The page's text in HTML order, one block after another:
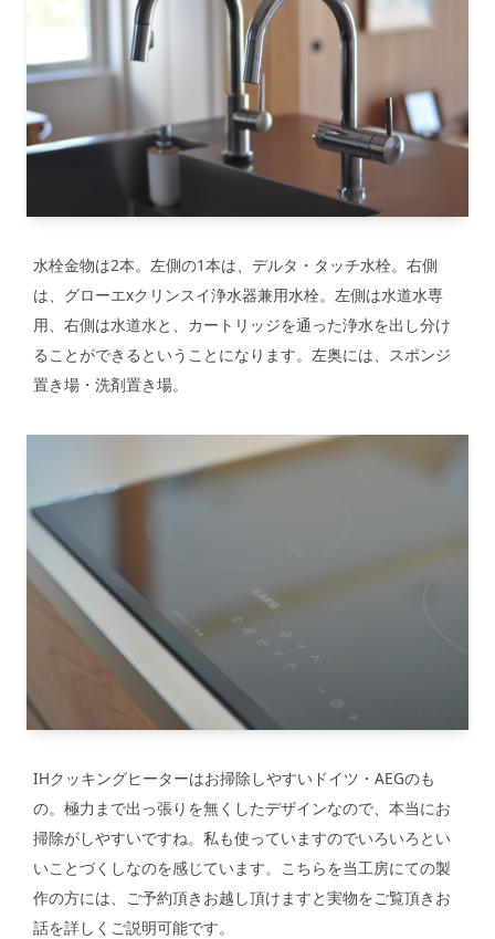
水栓金物は2本。左側の1本は、デルタ・タッチ水栓。右側
は、グローエxクリンスイ浄水器兼用水栓。左側は水道水専
用、右側は水道水と、カートリッジを通った浄水を出し分け
ることができるということになります。左奥には、スポンジ
置き場・洗剤置き場。
IHクッキングヒーターはお掃除しやすいドイツ・AEGのも
の。極力まで出っ張りを無くしたデザインなので、本当にお
掃除がしやすいですね。私も使っていますのでいろいろとい
いことづくしなのを感じています。こちらを当工房にての製
作の方には、ご予約頂きお越し頂けますと実物をご覧頂きお
話を詳しくご説明可能です。